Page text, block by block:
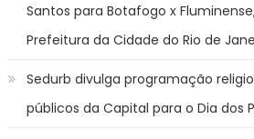
Santos para Botafogo x
Prefeitura da Cidade do Rio de
Sedurb divulga programação
públicos da Capital para o Dia dos